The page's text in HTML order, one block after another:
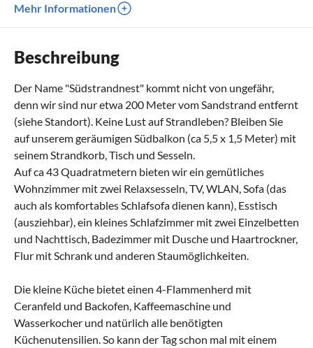
Mehr Informationen
Beschreibung
Der Name "Südstrandnest" kommt nicht von ungefähr,
denn wir sind nur etwa 200 Meter vom Sandstrand entfernt
(siehe Standort). Keine Lust auf Strandleben? Bleiben Sie
auf unserem geräumigen Südbalkon (ca 5,5 x 1,5 Meter) mit
seinem Strandkorb, Tisch und Sesseln.
Auf ca 43 Quadratmetern bieten wir ein gemütliches
Wohnzimmer mit zwei Relaxsesseln, TV, WLAN, Sofa (das
auch als komfortables Schlafsofa dienen kann), Esstisch
(ausziehbar), ein kleines Schlafzimmer mit zwei Einzelbetten
und Nachttisch, Badezimmer mit Dusche und Haartrockner,
Flur mit Schrank und anderen Staumöglichkeiten.
Die kleine Küche bietet einen 4-Flammenherd mit
Ceranfeld und Backofen, Kaffeemaschine und
Wasserkocher und natürlich alle benötigten
Küchenutensilien. So kann der Tag schon mal mit einem